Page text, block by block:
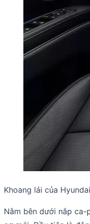
Khoang lái của
Nằm bên dưới nắp